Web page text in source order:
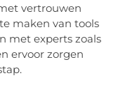
vertrouwen
maken van tools
met experts zoals
ervoor zorgen